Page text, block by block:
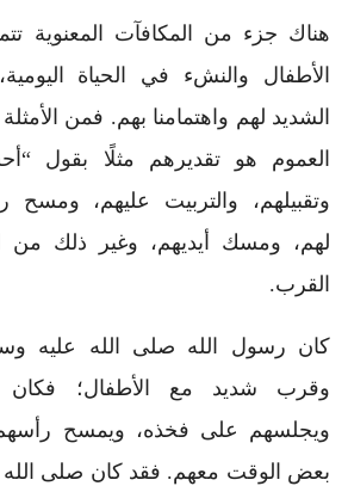
هناك جزء من المكافآت المعنوية
الأطفال والنشء في الحياة
الشديد لهم واهتمامنا بهم. فمن
العموم هو تقديرهم مثلًا بقول
وتقبيلهم، والتربيت عليهم، ومسح
لهم، ومسك أيديهم، وغير ذلك من
القرب.
كان رسول الله صلى الله عليه
وقرب شديد مع الأطفال؛ فكان
ويجلسهم على فخذه، ويمسح
بعض الوقت معهم. فقد كان صلى